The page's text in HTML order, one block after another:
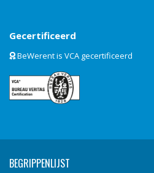
Gecertificeerd
BeWerent is VCA gecertificeerd
BEGRIPPENLIJST